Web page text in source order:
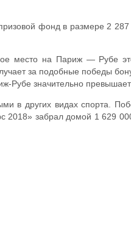
фонд в размере 2 287
место на Париж — Рубе
за подобные победы
Рубе значительно
других видах спорта.
забрал домой 1 629